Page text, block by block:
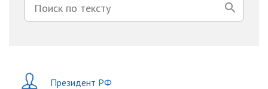
Президент РФ